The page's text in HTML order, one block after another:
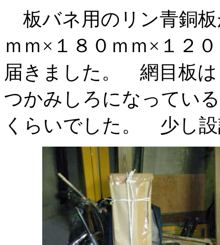
板バネ用のリン青銅
ｍｍ×１８０ｍｍ×１
届きました。 網目板は
つかみしろになってい
くらいでした。 少し